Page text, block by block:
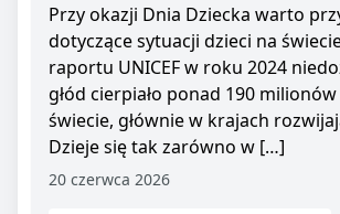
Przy okazji Dnia Dziecka warto
dotyczące sytuacji dzieci na
raportu UNICEF w roku 2024
głód cierpiało ponad 190
świecie, głównie w krajach
Dzieje się tak zarówno w […]
20 czerwca 2026